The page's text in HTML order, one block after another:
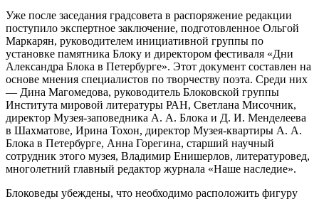
Уже после заседания градсовета в распоряжение редакции
поступило экспертное заключение, подготовленное Ольгой
Маркарян, руководителем инициативной группы по
установке памятника Блоку и директором фестиваля «Дни
Александра Блока в Петербурге». Этот документ составлен на
основе мнения специалистов по творчеству поэта. Среди них
— Дина Магомедова, руководитель Блоковской группы
Института мировой литературы РАН, Светлана Мисочник,
директор Му­зея-заповедника А. А. Блока и Д. И. Менделеева
в Шахматове, Ирина Тохон, директор Музея-квартиры А. А.
Блока в Петербурге, Анна Горегина, старший научный
сотрудник этого музея, Владимир Енишерлов, литературовед,
многолетний главный редактор журнала «Наше наследие».
Блоковеды убеждены, что необходимо расположить фигуру